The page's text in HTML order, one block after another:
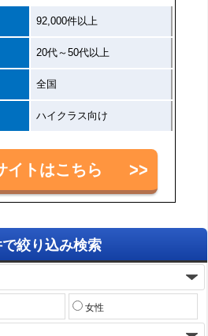
92,000件以上
20代～50代以上
全国
ハイクラス向け
イトはこちら
絞り込み検索
女性